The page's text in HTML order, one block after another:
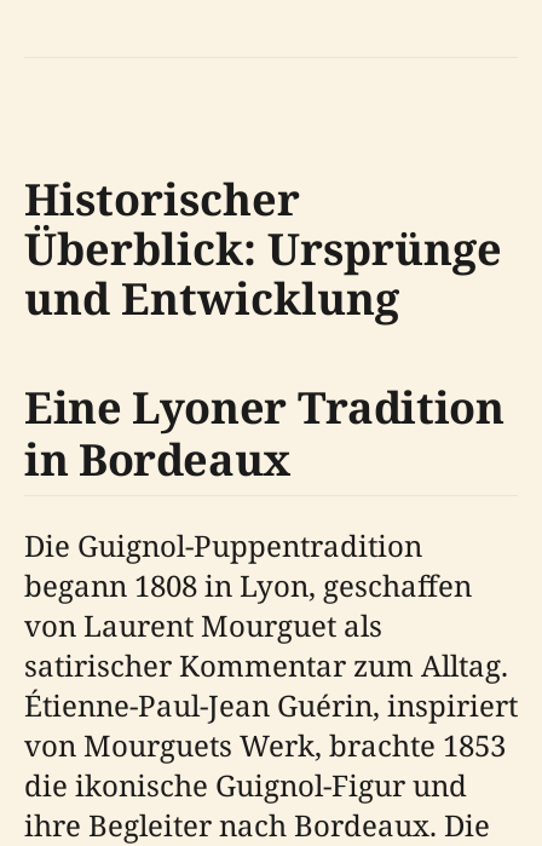
Historischer
Überblick: Ursprünge
und Entwicklung
Eine Lyoner Tradition
in Bordeaux
Die Guignol-Puppentradition
begann 1808 in Lyon, geschaffen
von Laurent Mourguet als
satirischer Kommentar zum Alltag.
Étienne-Paul-Jean Guérin, inspiriert
von Mourguets Werk, brachte 1853
die ikonische Guignol-Figur und
ihre Begleiter nach Bordeaux. Die